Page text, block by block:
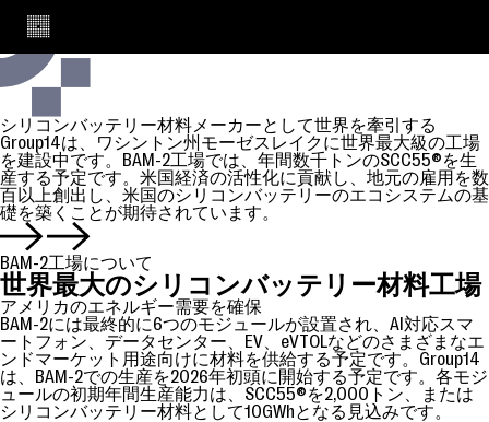
BAM-2工場の紹介
シリコンバッテリー材料メーカーとして世界を牽引する
Group14は、ワシントン州モーゼスレイクに世界最大級の工場
を建設中です。BAM-2工場では、年間数千トンのSCC55®を生
産する予定です。米国経済の活性化に貢献し、地元の雇用を数
百以上創出し、米国のシリコンバッテリーのエコシステムの基
礎を築くことが期待されています。
BAM-2工場について
世界最大のシリコンバッテリー材料工場
アメリカのエネルギー需要を確保
BAM-2には最終的に6つのモジュールが設置され、AI対応スマ
ートフォン、データセンター、EV、eVTOLなどのさまざまなエ
ンドマーケット用途向けに材料を供給する予定です。Group14
は、BAM-2での生産を2026年初頭に開始する予定です。各モジ
ュールの初期年間生産能力は、SCC55®を2,000トン、または
シリコンバッテリー材料として10GWhとなる見込みです。